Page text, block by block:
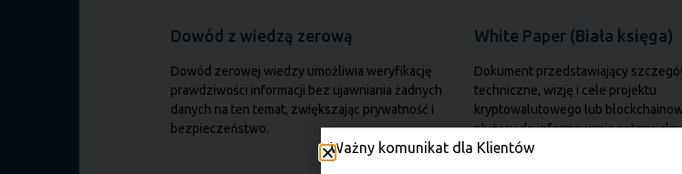
Dowód z wiedzą zerową
Dowód zerowej wiedzy umożliwia weryfikację
prawdziwości informacji bez ujawniania żadnych
danych na ten temat, zwiększając prywatność i
bezpieczeństwo.
White Paper (Biała księga)
Dokument przedstawiający
techniczne, wizję i cele projektu
kryptowalutowego lub
służący do informowania
inwestorów.
Ważny komunikat dla Klientów